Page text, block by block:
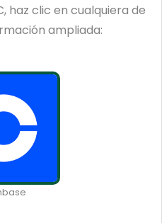
haz clic en cualquiera de
ampliada: